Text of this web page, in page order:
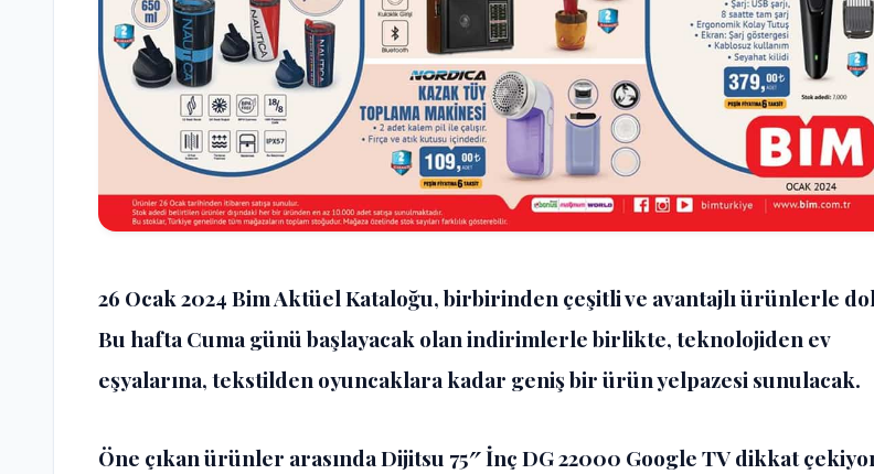
26 Ocak 2024 Bim Aktüel Kataloğu, birbirinden çeşitli ve avantajlı ürünlerle
Bu hafta Cuma günü başlayacak olan indirimlerle birlikte, teknolojiden ev
eşyalarına, tekstilden oyuncaklara kadar geniş bir ürün yelpazesi sunulacak.
Öne çıkan ürünler arasında Dijitsu 75″ İnç DG 22000 Google TV dikkat